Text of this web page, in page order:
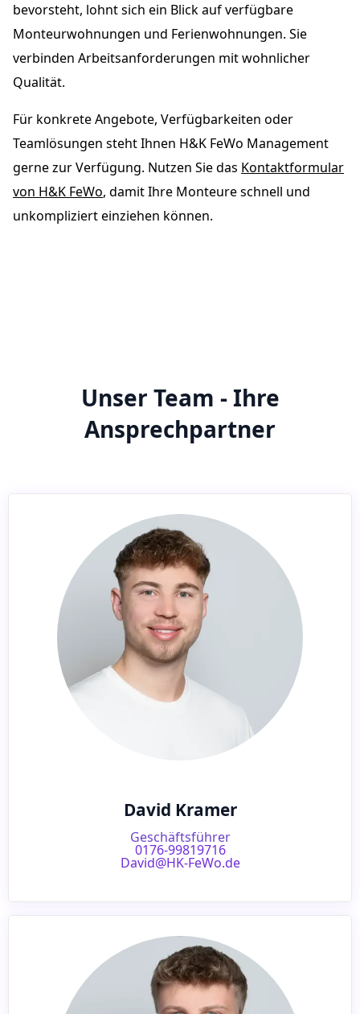
bevorsteht, lohnt sich ein Blick auf verfügbare
Monteurwohnungen und Ferienwohnungen. Sie
verbinden Arbeitsanforderungen mit wohnlicher
Qualität.
Für konkrete Angebote, Verfügbarkeiten oder
Teamlösungen steht Ihnen H&K FeWo Management
gerne zur Verfügung. Nutzen Sie das Kontaktformular
von H&K FeWo, damit Ihre Monteure schnell und
unkompliziert einziehen können.
Unser Team - Ihre
Ansprechpartner
David Kramer
Geschäftsführer
0176-99819716
David@HK-FeWo.de